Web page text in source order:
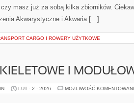
masz już za sobą kilka zbiorników.
Akwarystyczne i Akwaria […]
CARGO I ROWERY UŻYTKOWE
I
LUT - 2 - 2026 MOŻLIWOŚĆ